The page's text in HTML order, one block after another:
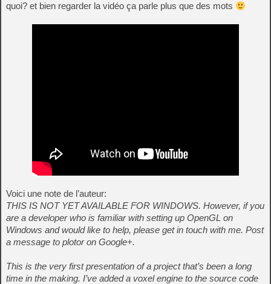
quoi? et bien regarder la vidéo ça parle plus que des mots
Voici une note de l’auteur:
THIS IS NOT YET AVAILABLE FOR WINDOWS. However, if you
are a developer who is familiar with setting up OpenGL on
Windows and would like to help, please get in touch with me. Post
a message to plotor on Google+.
This is the very first presentation of a project that’s been a long
time in the making. I’ve added a voxel engine to the source code